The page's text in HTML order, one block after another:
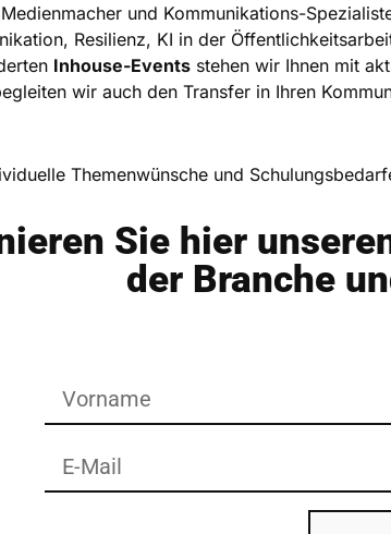
und Kommunikations-
Resilienz, KI in der
Inhouse-Events stehen wir Ihnen mit
wir auch den Transfer in Ihren
Themenwünsche und
Sie hier
der Branche